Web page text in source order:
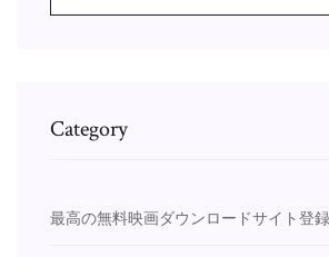
Category
最高の無料映画ダウンロードサイト登